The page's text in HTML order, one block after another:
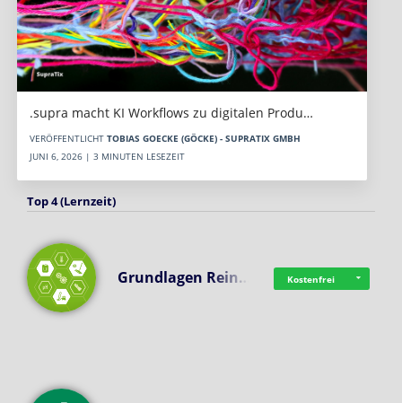
.supra macht KI Workflows zu digitalen Produ…
VERÖFFENTLICHT TOBIAS GOECKE (GÖCKE) - SUPRATIX GMBH
JUNI 6, 2026 | 3 MINUTEN LESEZEIT
Top 4 (Lernzeit)
Grundlagen Rein… Kostenfrei